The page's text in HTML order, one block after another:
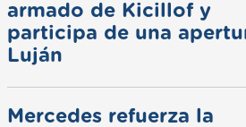
armado de Kicillof y
participa de una
Luján
Mercedes refuerza la